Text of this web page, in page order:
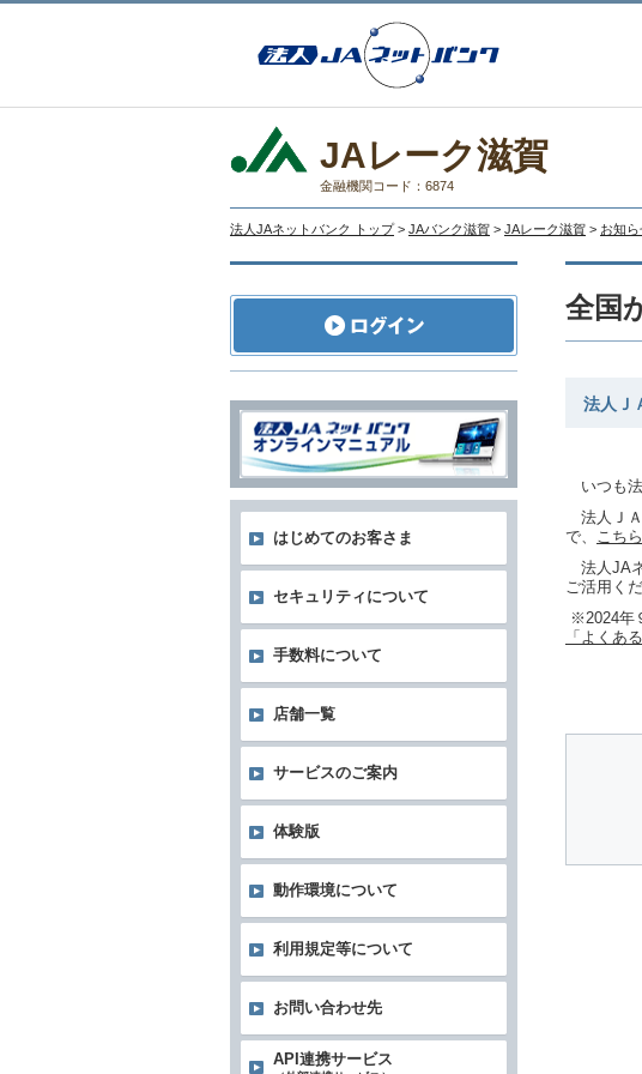
JAレーク滋賀
金融機関コード：6874
法人JAネットバンク トップ > JAバンク滋賀 > JAレーク滋賀 > お知
全国
法人Ｊ
いつも法
法人ＪＡ
で、 こちら
法人JA
ご活用くだ
※2024年
「よくあ
はじめてのお客さま
セキュリティについて
手数料について
店舗一覧
サービスのご案内
体験版
動作環境について
利用規定等について
お問い合わせ先
API連携サービス